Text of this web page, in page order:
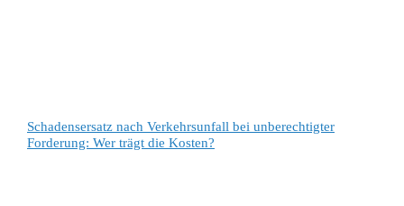
Schadensersatz nach Verkehrsunfall bei unberechtigter
Forderung: Wer trägt die Kosten?